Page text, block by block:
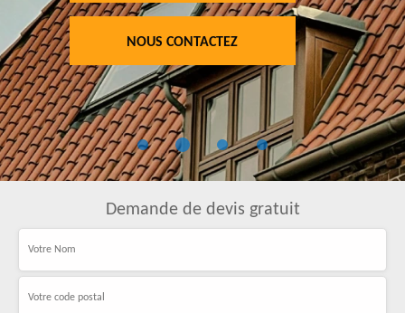
NOUS CONTACTEZ
Demande de devis gratuit